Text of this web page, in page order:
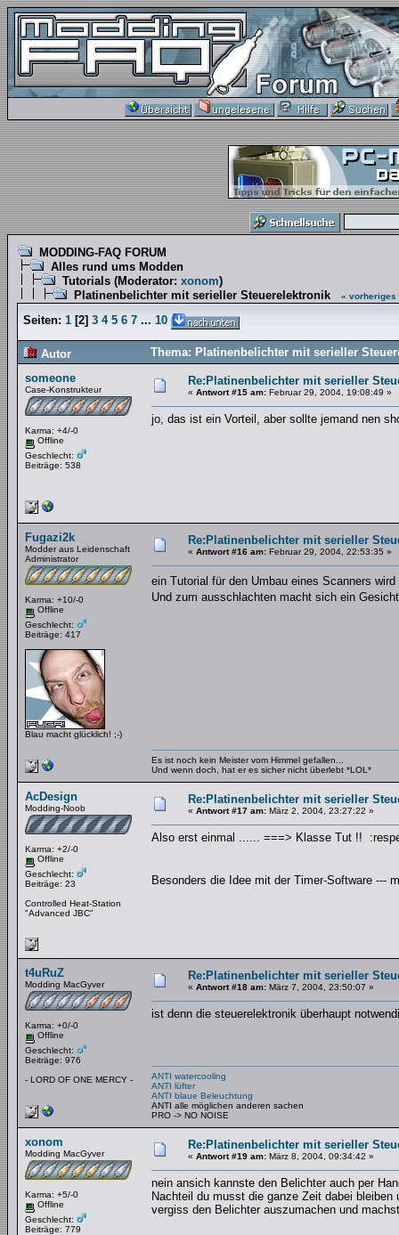
MODDING-FAQ FORUM
Alles rund ums Modden
Tutorials (Moderator: xonom)
Platinenbelichter mit serieller Steuerelektronik
« vorheriges
Seiten: 1 [2] 3 4 5 6 7 ... 10
Autor
Thema: Platinenbelichter mit serieller
someone
Case-Konstrukteur
Karma: +4/-0
Offline
Geschlecht:
Beiträge: 538
Re:Platinenbelichter mit serieller
« Antwort #15 am: Februar 29, 2004, 19:08:49 »
jo, das ist ein Vorteil, aber sollte jemand nen
Fugazi2k
Modder aus Leidenschaft
Administrator
Karma: +10/-0
Offline
Geschlecht:
Beiträge: 417
Blau macht glücklich! ;-)
Re:Platinenbelichter mit serieller
« Antwort #16 am: Februar 29, 2004, 22:53:35 »
ein Tutorial für den Umbau eines Scanners
Und zum ausschlachten macht sich ein
Es ist noch kein Meister vom Himmel gefallen...
Und wenn doch, hat er es sicher nicht überlebt *LOL*
AcDesign
Modding-Noob
Karma: +2/-0
Offline
Geschlecht:
Beiträge: 23
Controlled Heat-Station
"Advanced JBC"
Re:Platinenbelichter mit serieller
« Antwort #17 am: März 2, 2004, 23:27:22 »
Also erst einmal ...... ===> Klasse Tut !!
Besonders die Idee mit der Timer-Software ---
t4uRuZ
Modding MacGyver
Karma: +0/-0
Offline
Geschlecht:
Beiträge: 976
- LORD OF ONE MERCY -
Re:Platinenbelichter mit serieller
« Antwort #18 am: März 7, 2004, 23:50:07 »
ist denn die steuerelektronik überhaupt
ANTI watercooling
ANTI lüfter
ANTI blaue Beleuchtung
ANTI alle möglichen anderen sachen
PRO -> NO NOISE
xonom
Modding MacGyver
Karma: +5/-0
Offline
Geschlecht:
Beiträge: 779
Re:Platinenbelichter mit serieller
« Antwort #19 am: März 8, 2004, 09:34:42 »
nein ansich kannste den Belichter auch per
Nachteil du musst die ganze Zeit dabei
vergiss den Belichter auszumachen und